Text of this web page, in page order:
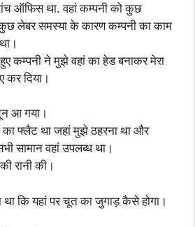
ऑफिस था. वहां कम्पनी को कुछ
लेबर समस्या के कारण कम्पनी का काम
कम्पनी ने मुझे वहां का हेड बनाकर मेरा
कर दिया।
आ गया।
का फ्लैट था जहां मुझे ठहरना था और
सामान वहां उपलब्ध था।
रानी की।
था कि यहां पर चूत का जुगाड़ कैसे होगा।